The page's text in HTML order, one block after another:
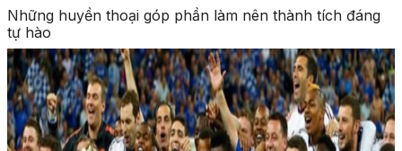
Những huyền thoại góp phần làm nên thành tích đáng
tự hào